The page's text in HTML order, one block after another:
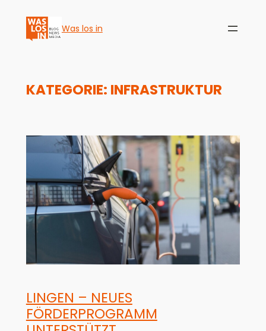
Was los in
KATEGORIE: INFRASTRUKTUR
LINGEN – NEUES
FÖRDERPROGRAMM